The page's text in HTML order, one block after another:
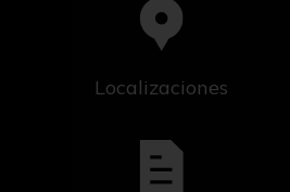
Localizaciones